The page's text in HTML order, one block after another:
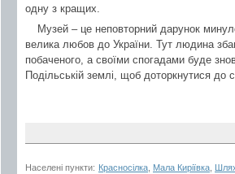
одну з кращих.
Музей – це неповторний дарунок
велика любов до України. Тут людина
побаченого, а своїми спогадами буде
Подільській землі, щоб доторкнутися до
Населені пункти: Красносілка Мала Киріївка